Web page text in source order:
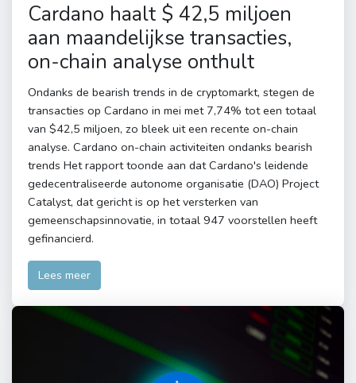
Cardano haalt $ 42,5 miljoen
aan maandelijkse transacties,
on-chain analyse onthult
Ondanks de bearish trends in de cryptomarkt, stegen de
transacties op Cardano in mei met 7,74% tot een totaal
van $42,5 miljoen, zo bleek uit een recente on-chain
analyse. Cardano on-chain activiteiten ondanks bearish
trends Het rapport toonde aan dat Cardano's leidende
gedecentraliseerde autonome organisatie (DAO) Project
Catalyst, dat gericht is op het versterken van
gemeenschapsinnovatie, in totaal 947 voorstellen heeft
gefinancierd.
Lees meer